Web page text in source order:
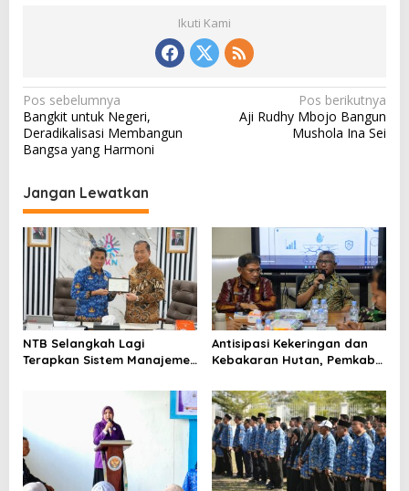
Ikuti Kami
N
a
v
g
a
s
i
p
o
s
Pos sebelumnya
Bangkit untuk Negeri,
Deradikalisasi Membangun
Bangsa yang Harmoni
Pos berikutnya
Aji Rudhy Mbojo Bangun
Mushola Ina Sei
Jangan Lewatkan
NTB Selangkah Lagi
Terapkan Sistem Manajemen
Antisipasi Kekeringan dan
Kebakaran Hutan, Pemkab